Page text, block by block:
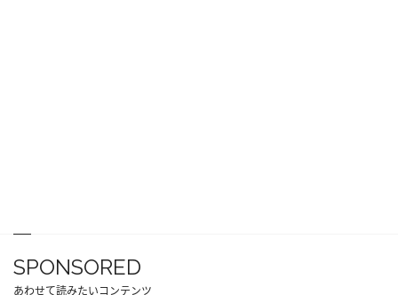
SPONSORED
あわせて読みたいコンテンツ